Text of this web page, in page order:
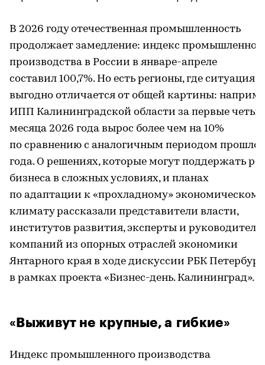
В 2026 году отечественная промышленность
продолжает замедление: индекс
производства в России в январе-апреле
составил 100,7%. Но есть регионы, где ситуация
выгодно отличается от общей картины:
ИПП Калининградской области за первые
месяца 2026 года вырос более чем на 10%
по сравнению с аналогичным периодом
года. О решениях, которые могут поддержать
бизнеса в сложных условиях, и планах
по адаптации к «прохладному» экономическому
климату рассказали представители власти,
институтов развития, эксперты и руководители
компаний из опорных отраслей экономики
Янтарного края в ходе дискуссии РБК Петербург
в рамках проекта «Бизнес-день. Калининград».
«Выживут не крупные, а гибкие»
Индекс промышленного производства